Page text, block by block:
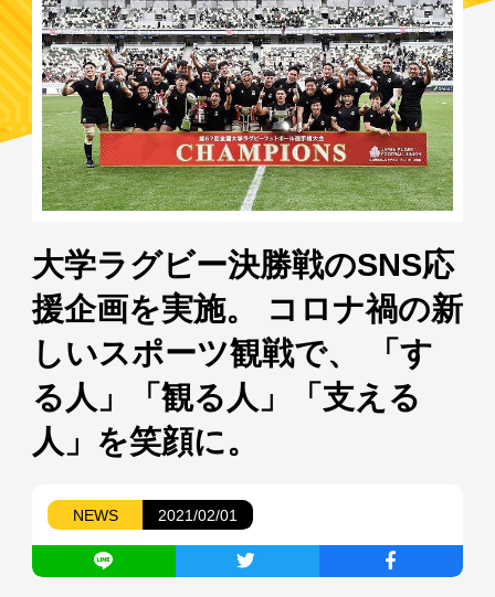
大学ラグビー決勝戦のSNS応
援企画を実施。 コロナ禍の新
しいスポーツ観戦で、 「す
る人」「観る人」「支える
人」を笑顔に。
NEWS 2021/02/01